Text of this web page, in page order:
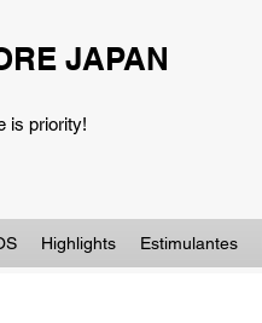
JAPAN
is priority!
Highlights Estimulantes